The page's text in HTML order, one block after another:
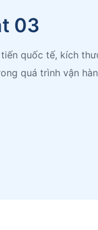
03
quốc tế, kích
quá trình vận